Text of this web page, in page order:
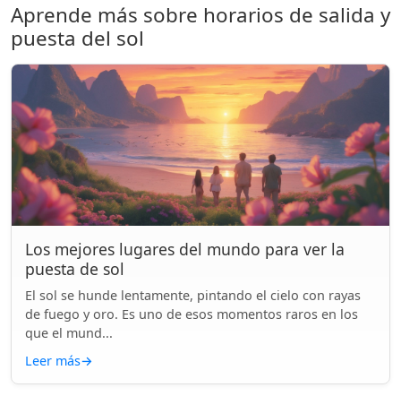
Aprende más sobre horarios de salida y
puesta del sol
Los mejores lugares del mundo para ver la
puesta de sol
El sol se hunde lentamente, pintando el cielo con rayas
de fuego y oro. Es uno de esos momentos raros en los
que el mund...
Leer más→